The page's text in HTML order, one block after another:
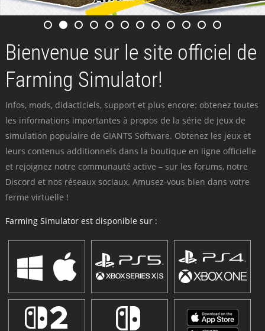
Bienvenue sur le site officiel de
Farming Simulator!
Infos, mods, didacticiels, support et plus encore: obtenez toutes
les informations importantes à propos de la série de jeux de
simulation populaire de GIANTS Software. Obtenez les jeux et
leurs contenus additionnels dans la boutique en ligne officielle
et rejoignez notre communauté active – sur les forums, notre
Discord et nos réseaux sociaux. Amusez-vous bien dans votre
ferme virtuelle !
Farming Simulator est disponible sur :